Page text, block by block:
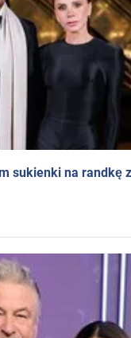
sukienki na randkę